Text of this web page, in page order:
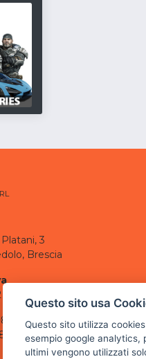
3
Brescia
25082 Botticino, BS
Questo sito usa
Questo sito utilizza
esempio google analytics,
ultimi vengono utilizzati